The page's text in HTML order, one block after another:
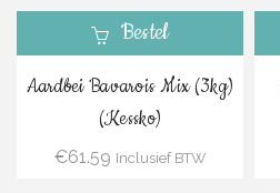
Bestel
Aardbei Bavarois Mix (3kg)
(Kessko)
€61.59 Inclusief BTW